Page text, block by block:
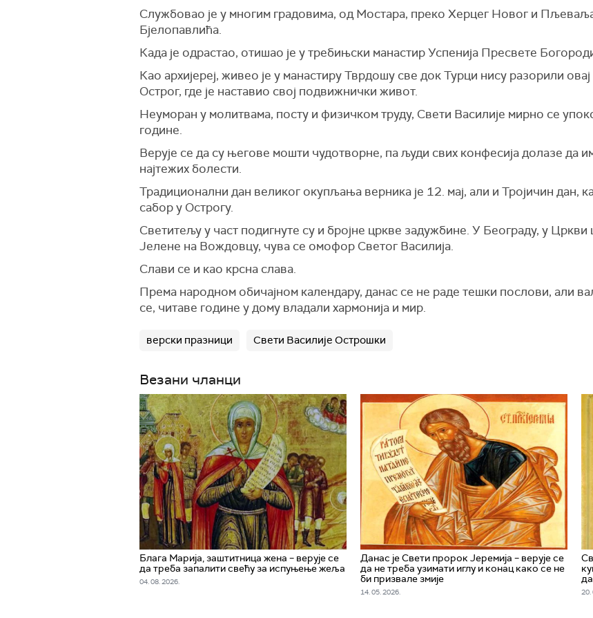
Службовао је у многим градовима, од Мостара, преко Херцег Новог и
Бјелопавлића.
Када је одрастао, отишао је у требињски манастир Успенија Пресвете
Као архијереј, живео је у манастиру Тврдошу све док Турци нису разорили
Острог, где је наставио свој подвижнички живот.
Неуморан у молитвама, посту и физичком труду, Свети Василије мирно се
године.
Верује се да су његове мошти чудотворне, па људи свих конфесија долазе да
најтежих болести.
Традиционални дан великог окупљања верника је 12. мај, али и Тројичин дан,
сабор у Острогу.
Светитељу у част подигнуте су и бројне цркве задужбине. У Београду, у
Јелене на Вождовцу, чува се омофор Светог Василија.
Слави се и као крсна слава.
Према народном обичајном календару, данас се не раде тешки послови, али
се, читаве године у дому владали хармонија и мир.
верски празници Свети Василије Острошки
Везани чланци
Блага Марија, заштитница жена – верује се
да треба запалити свећу за испуњење жеља
04. 08. 2026.
Данас је Свети пророк Јеремија – верује се
да не треба узимати иглу и конац како се не
би призвале змије
14. 05. 2026. 20.